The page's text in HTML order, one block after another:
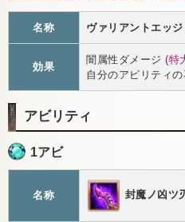
名称 ヴァリアントエッジ
効果
闇属性ダメージ (特
自分のアビリティ
アビリティ
1アビ
名称 封魔ノ凶ツ